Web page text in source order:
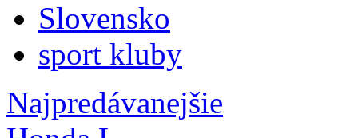
Slovensko
sport kluby
Najpredávanejšie